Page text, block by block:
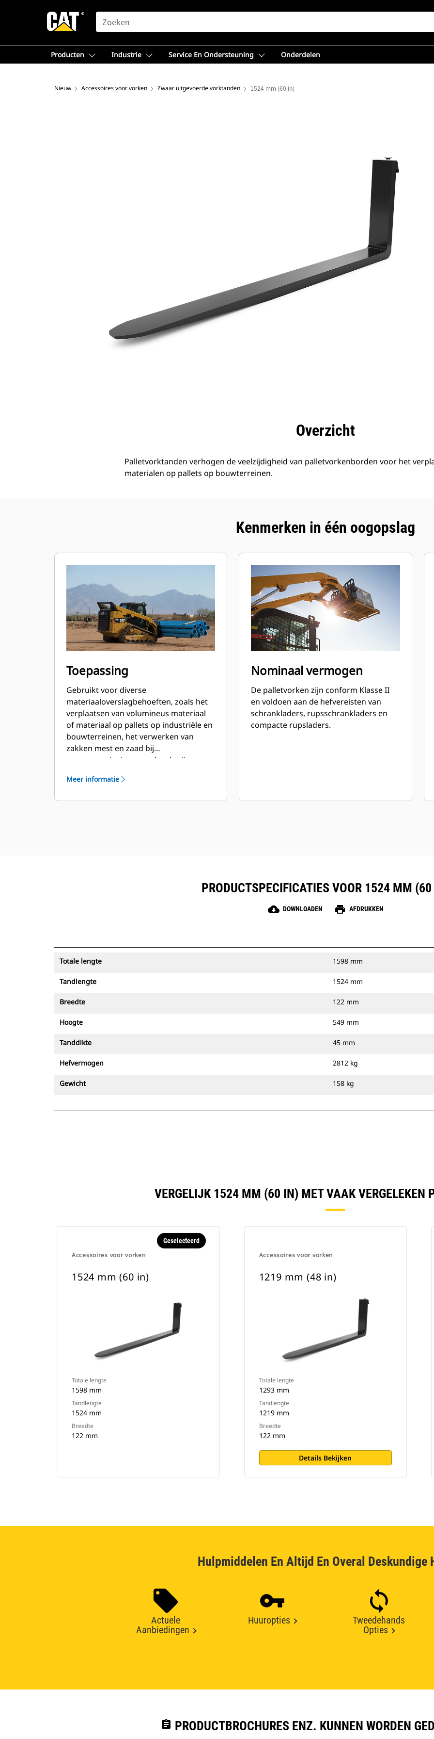
SEARCH
Producten Industrie Service En Ondersteuning Onderdelen
Nieuw Accessoires voor vorken Zwaar uitgevoerde vorktanden 1524 mm (60 in)
Overzicht
Palletvorktanden verhogen de veelzijdigheid van palletvorkenborden voor het
materialen op pallets op bouwterreinen.
Kenmerken in één oogopslag
Toepassing
Gebruikt voor diverse
materiaaloverslagbehoeften, zoals het
verplaatsen van volumineus materiaal
of materiaal op pallets op industriële en
bouwterreinen, het verwerken van
zakken mest en zaad bij
groenvoorzieningen en kwekerijen, en
Meer informatie
Nominaal vermogen
De palletvorken zijn conform Klasse II
en voldoen aan de hefvereisten van
schrankladers, rupsschrankladers en
compacte rupsladers.
PRODUCTSPECIFICATIES VOOR 1524 MM
cloud_download DOWNLOADEN print AFDRUKKEN
Totale lengte 1598 mm
Tandlengte 1524 mm
Breedte 122 mm
Hoogte 549 mm
Tanddikte 45 mm
Hefvermogen 2812 kg
Gewicht 158 kg
VERGELIJK 1524 MM (60 IN) MET VAAK VERGELEKEN
Accessoires voor vorken
Geselecteerd
1524 mm (60 in)
Totale lengte
1598 mm
Tandlengte
1524 mm
Breedte
122 mm
Accessoires voor vorken
1219 mm (48 in)
Totale lengte
1293 mm
Tandlengte
1219 mm
Breedte
122 mm
Details Bekijken
Hulpmiddelen En Altijd En Overal Deskundige
Actuele
Aanbiedingen
Huuropties
Tweedehands
Opties
assignment PRODUCTBROCHURES ENZ. KUNNEN WORDEN